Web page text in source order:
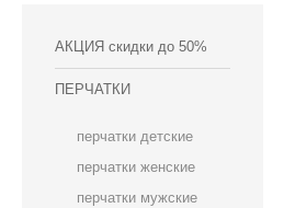
АКЦИЯ скидки до 50%
ПЕРЧАТКИ
перчатки детские
перчатки женские
перчатки мужские